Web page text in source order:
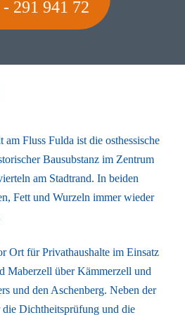
- 291 941 72
Fluss Fulda ist die osthessische
Bausubstanz im Zentrum
am Stadtrand. In beiden
Fett und Wurzeln immer wieder
Ort für Privathaushalte im Einsatz
Maberzell über Kämmerzell und
und den Aschenberg. Neben der
Dichtheitsprüfung und die